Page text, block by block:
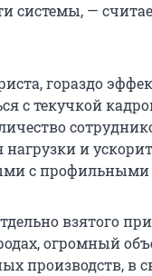
системы, —
гораздо
с текучкой
и
с профильными
взятого
огромный
производств, в